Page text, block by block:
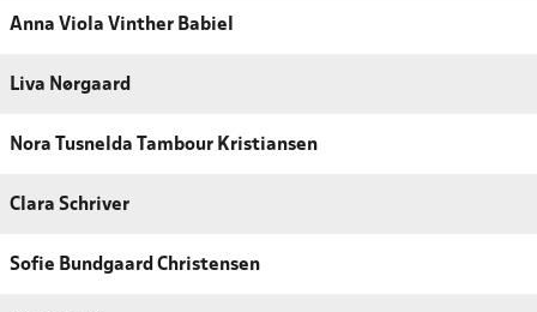
Anna Viola Vinther Babiel
Liva Nørgaard
Nora Tusnelda Tambour Kristiansen
Clara Schriver
Sofie Bundgaard Christensen